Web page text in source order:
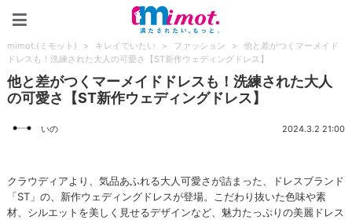
mimot.(ミモット) > キレイでいたい > ファッション >
他と差がつくマーメイド
ドレスも！洗練された大人の可愛さ【ST新作ウェディングドレス】
他と差がつくマーメイドドレスも！洗練された大人
の可愛さ【ST新作ウェディングドレス】
いの 2024.3.2 21:00
クラウディアより、気品あふれる大人可愛さが詰まった、ドレスブランド
「ST」の、新作ウェディングドレスが登場。こだわり抜いた色味や素
材、シルエットを美しく見せるデザインなど、魅力たっぷりの美麗ドレス